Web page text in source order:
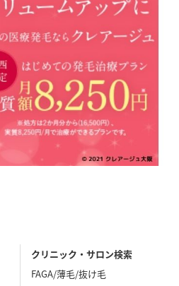
クリニック・サロン検索
FAGA/薄毛/抜け毛